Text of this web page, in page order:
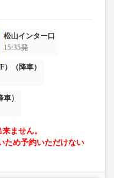
松山インター口
15:35発
（降車）
）
ません。
ため予約いただけない